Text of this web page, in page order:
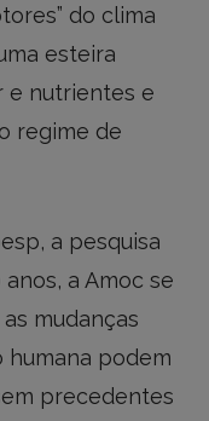
do clima
esteira
e nutrientes e
regime de
a pesquisa
a Amoc se
mudanças
humana podem
precedentes